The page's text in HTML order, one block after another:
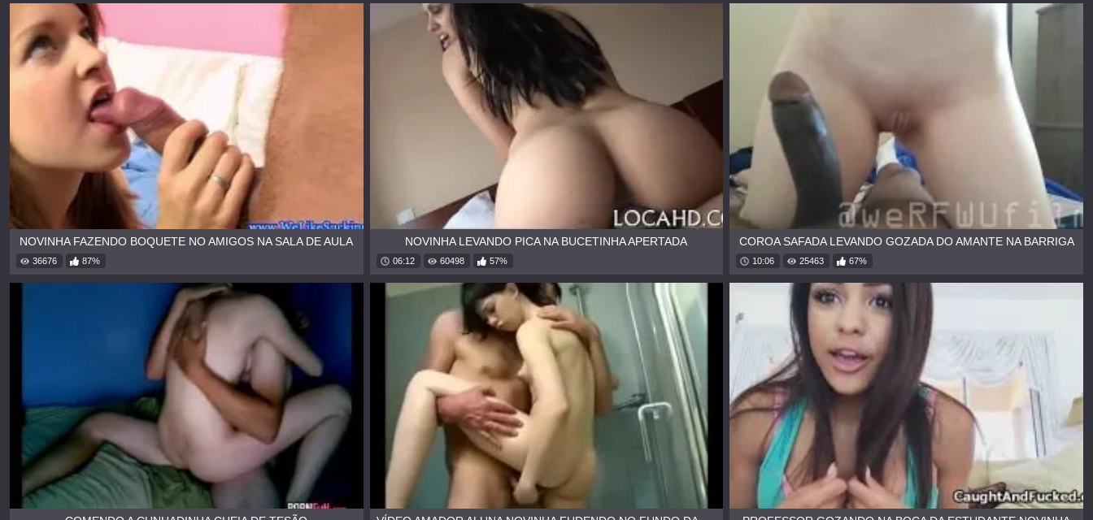
NOVINHA FAZENDO BOQUETE NO AMIGOS NA SALA DE AULA
36676 87%
NOVINHA LEVANDO PICA NA BUCETINHA APERTADA
06:12 60498 57%
COROA SAFADA LEVANDO GOZADA DO AMANTE NA BARRIGA
10:06 25463 67%